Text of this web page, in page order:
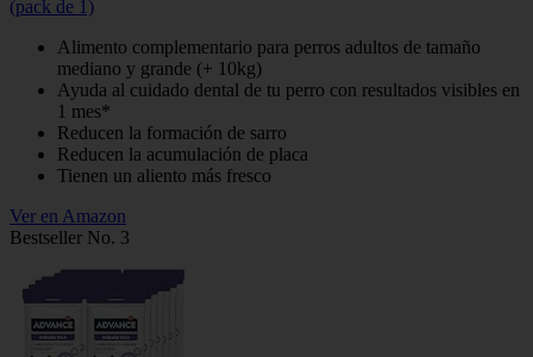
(pack de 1)
Alimento complementario para perros adultos de tamaño
mediano y grande (+ 10kg)
Ayuda al cuidado dental de tu perro con resultados visibles en
1 mes*
Reducen la formación de sarro
Reducen la acumulación de placa
Tienen un aliento más fresco
Ver en Amazon
Bestseller No. 3